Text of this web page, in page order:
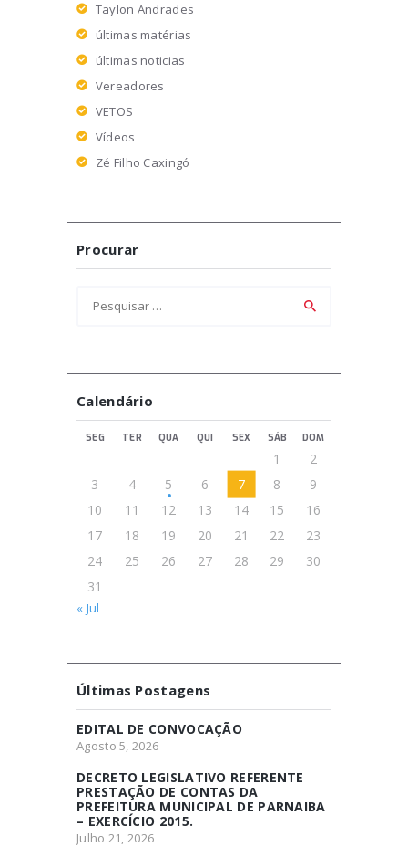
Taylon Andrades
últimas matérias
últimas noticias
Vereadores
VETOS
Vídeos
Zé Filho Caxingó
Procurar
por:
Calendário
SEG TER QUA QUI SEX SÁB DOM
1
2
3
4 5 6 7 8
9
10
11 12 13 14 15
16
17
18 19 20 21 22
23
24
25 26 27 28 29
30
31
« Jul
Últimas Postagens
EDITAL DE CONVOCAÇÃO
Agosto 5, 2026
DECRETO LEGISLATIVO REFERENTE
PRESTAÇÃO DE CONTAS DA
PREFEITURA MUNICIPAL DE PARNAIBA
– EXERCÍCIO 2015.
Julho 21, 2026